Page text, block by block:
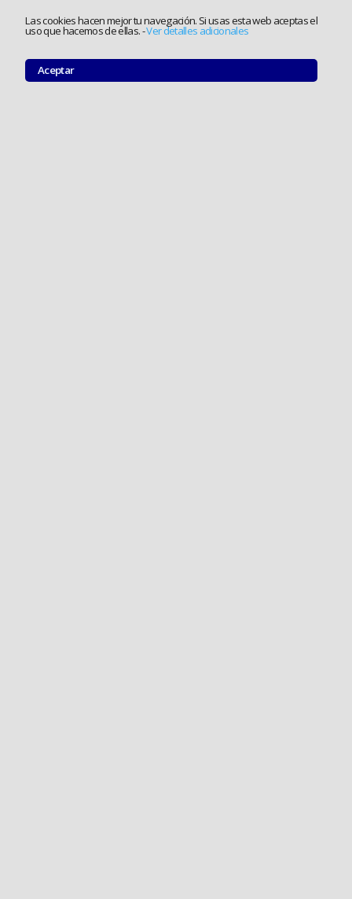
Las cookies hacen mejor tu navegación. Si usas esta web aceptas el
uso que hacemos de ellas.-Ver detalles adicionales
Aceptar